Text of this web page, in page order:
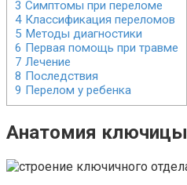
3 Симптомы при переломе
4 Классификация переломов
5 Методы диагностики
6 Первая помощь при травме
7 Лечение
8 Последствия
9 Перелом у ребенка
Анатомия ключицы